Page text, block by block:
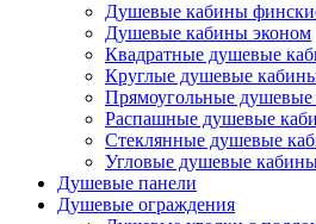
Душевые кабины
Душевые кабины эконом
Квадратные душевые
Круглые душевые
Прямоугольные
Распашные душевые
Стеклянные душевые
Угловые душевые
Душевые панели
Душевые ограждения